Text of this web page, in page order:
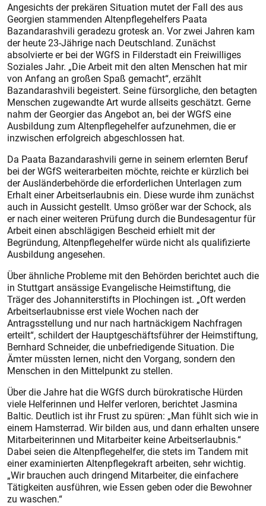
Angesichts der prekären Situation mutet der Fall des aus
Georgien stammenden Altenpflegehelfers Paata
Bazandarashvili geradezu grotesk an. Vor zwei Jahren kam
der heute 23-Jährige nach Deutschland. Zunächst
absolvierte er bei der WGfS in Filderstadt ein Freiwilliges
Soziales Jahr. „Die Arbeit mit den alten Menschen hat mir
von Anfang an großen Spaß gemacht“, erzählt
Bazandarashvili begeistert. Seine fürsorgliche, den betagten
Menschen zugewandte Art wurde allseits geschätzt. Gerne
nahm der Georgier das Angebot an, bei der WGfS eine
Ausbildung zum Altenpflegehelfer aufzunehmen, die er
inzwischen erfolgreich abgeschlossen hat.
Da Paata Bazandarashvili gerne in seinem erlernten Beruf
bei der WGfS weiterarbeiten möchte, reichte er kürzlich bei
der Ausländerbehörde die erforderlichen Unterlagen zum
Erhalt einer Arbeitserlaubnis ein. Diese wurde ihm zunächst
auch in Aussicht gestellt. Umso größer war der Schock, als
er nach einer weiteren Prüfung durch die Bundesagentur für
Arbeit einen abschlägigen Bescheid erhielt mit der
Begründung, Altenpflegehelfer würde nicht als qualifizierte
Ausbildung angesehen.
Über ähnliche Probleme mit den Behörden berichtet auch die
in Stuttgart ansässige Evangelische Heimstiftung, die
Träger des Johanniterstifts in Plochingen ist. „Oft werden
Arbeitserlaubnisse erst viele Wochen nach der
Antragsstellung und nur nach hartnäckigem Nachfragen
erteilt“, schildert der Hauptgeschäftsführer der Heimstiftung,
Bernhard Schneider, die unbefriedigende Situation. Die
Ämter müssten lernen, nicht den Vorgang, sondern den
Menschen in den Mittelpunkt zu stellen.
Über die Jahre hat die WGfS durch bürokratische Hürden
viele Helferinnen und Helfer verloren, berichtet Jasmina
Baltic. Deutlich ist ihr Frust zu spüren: „Man fühlt sich wie in
einem Hamsterrad. Wir bilden aus, und dann erhalten unsere
Mitarbeiterinnen und Mitarbeiter keine Arbeitserlaubnis.“
Dabei seien die Altenpflegehelfer, die stets im Tandem mit
einer examinierten Altenpflegekraft arbeiten, sehr wichtig.
„Wir brauchen auch dringend Mitarbeiter, die einfachere
Tätigkeiten ausführen, wie Essen geben oder die Bewohner
zu waschen.“